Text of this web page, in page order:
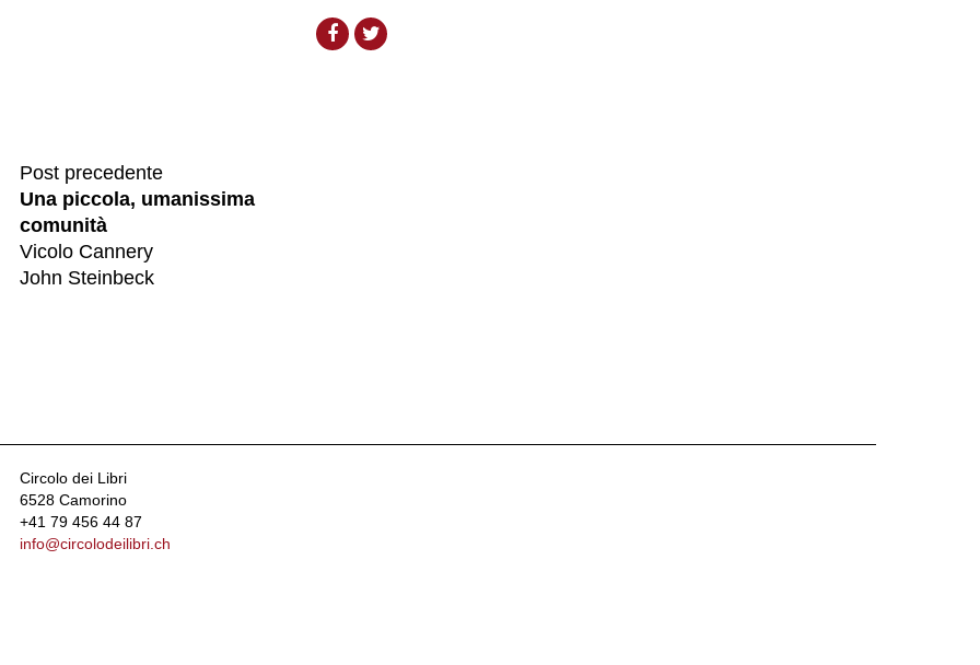
Post precedente
Una piccola, umanissima
comunità
Vicolo Cannery
John Steinbeck
Circolo dei Libri
6528 Camorino
+41 79 456 44 87
info@circolodeilibri.ch